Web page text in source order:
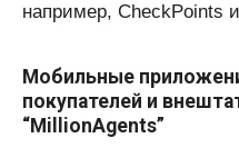
например, CheckPoints
Мобильные
покупателей и
“MillionAgents”